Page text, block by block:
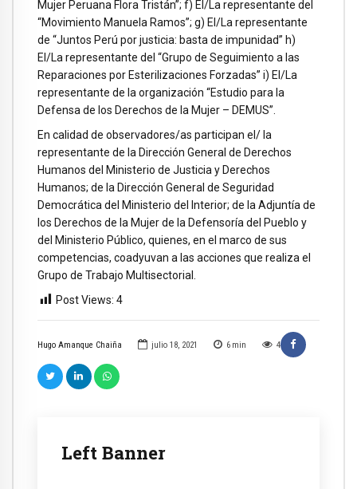
Hugo Amanque Chaiña julio 18, 2021 6 min 4
Left Banner
Mujer Peruana Flora Tristán”; f) El/La representante del
“Movimiento Manuela Ramos”; g) El/La representante
de “Juntos Perú por justicia: basta de impunidad” h)
El/La representante del “Grupo de Seguimiento a las
Reparaciones por Esterilizaciones Forzadas” i) El/La
representante de la organización “Estudio para la
Defensa de los Derechos de la Mujer – DEMUS”.
En calidad de observadores/as participan el/ la
representante de la Dirección General de Derechos
Humanos del Ministerio de Justicia y Derechos
Humanos; de la Dirección General de Seguridad
Democrática del Ministerio del Interior; de la Adjuntía de
los Derechos de la Mujer de la Defensoría del Pueblo y
del Ministerio Público, quienes, en el marco de sus
competencias, coadyuvan a las acciones que realiza el
Grupo de Trabajo Multisectorial.
Post Views: 4